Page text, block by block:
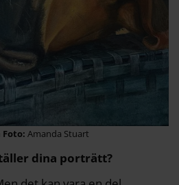
Amanda Stuart
dina porträtt?